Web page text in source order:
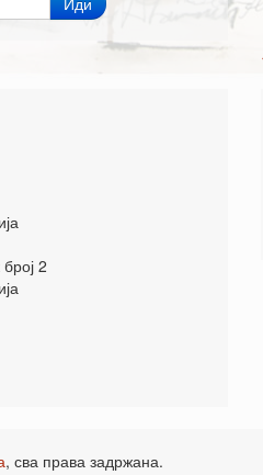
2
, сва права задржана.